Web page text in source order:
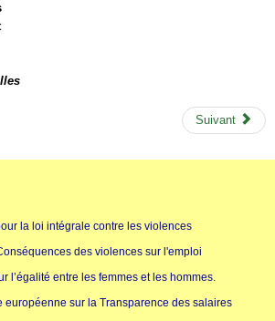
Suivant
la loi intégrale contre les violences
des violences sur l'emploi
l’égalité entre les femmes et les hommes.
européenne sur la Transparence des salaires